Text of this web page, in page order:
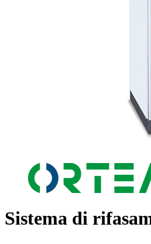
Sistema di